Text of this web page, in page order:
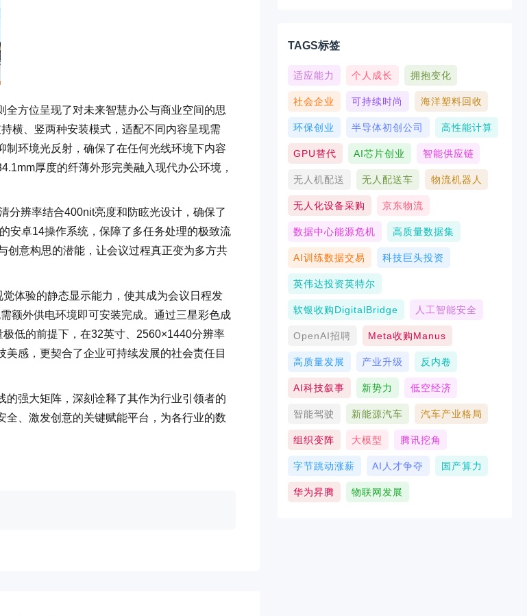
方位呈现了对未来智慧办公与商业空间的思
横、竖两种安装模式，适配不同内容呈现需
环境光反射，确保了在任何光线环境下内容
厚度的纤薄外形完美融入现代办公环境，
分辨率结合400nit亮度和防眩光设计，确保了
安卓14操作系统，保障了多任务处理的极致流
创意构思的潜能，让会议过程真正变为多方共
体验的静态显示能力，使其成为会议日程发
额外供电环境即可安装完成。通过三星彩色成
低的前提下，在32英寸、2560×1440分辨率
感，更契合了企业可持续发展的社会责任目
强大矩阵，深刻诠释了其作为行业引领者的
、激发创意的关键赋能平台，为各行业的数
TAGS标签
适应能力 个人成长 拥抱变化
社会企业 可持续时尚 海洋塑料回收
环保创业 半导体初创公司 高性能计算
GPU替代 AI芯片创业 智能供应链
无人机配送 无人配送车 物流机器人
无人化设备采购 京东物流
数据中心能源危机 高质量数据集
AI训练数据交易 科技巨头投资
英伟达投资英特尔
软银收购DigitalBridge 人工智能安全
OpenAI招聘 Meta收购Manus
高质量发展 产业升级 反内卷
AI科技叙事 新势力 低空经济
智能驾驶 新能源汽车 汽车产业格局
组织变阵 大模型 腾讯挖角
字节跳动涨薪 AI人才争夺 国产算力
华为昇腾 物联网发展